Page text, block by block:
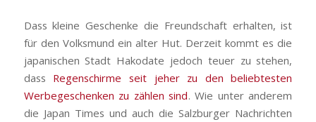
Dass kleine Geschenke die Freundschaft erhalten, ist
für den Volksmund ein alter Hut. Derzeit kommt es die
japanischen Stadt Hakodate jedoch teuer zu stehen,
dass Regenschirme seit jeher zu den beliebtesten
Werbegeschenken zu zählen sind. Wie unter anderem
die Japan Times und auch die Salzburger Nachrichten